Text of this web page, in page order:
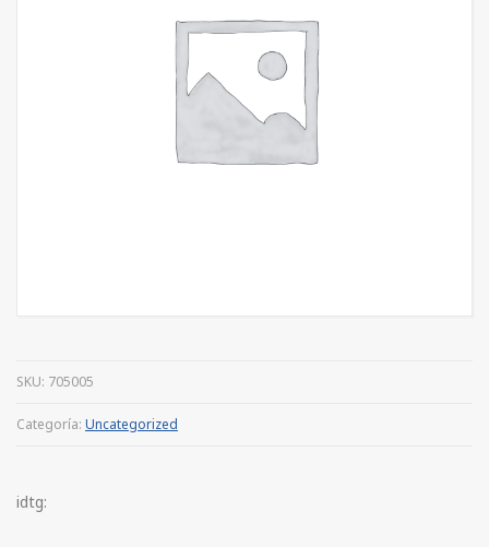
SKU: 705005
Categoría: Uncategorized
idtg: